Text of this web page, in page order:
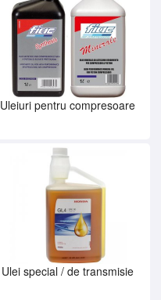
Uleiuri pentru compresoare
Ulei special / de transmisie